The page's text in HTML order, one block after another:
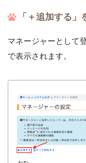
「＋追加する」
マネージャーとして
で表示されます。